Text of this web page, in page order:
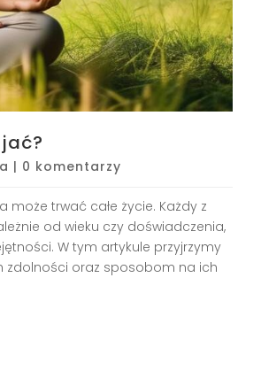
| 0 komentarzy
trwać całe życie. Każdy z
od wieku czy doświadczenia,
W tym artykule przyjrzymy
zdolności oraz sposobom na ich